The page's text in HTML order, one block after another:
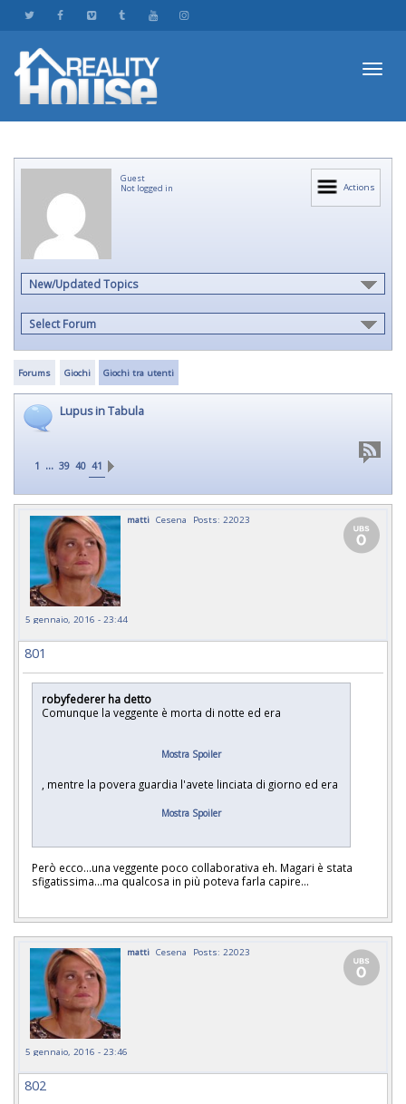
Actions
Guest
Not logged in
New/Updated Topics
Select Forum
Forums Giochi Giochi tra utenti
Lupus in Tabula
1 ... 39 40 41
matti Cesena Posts: 22023
5 gennaio, 2016 - 23:44
801
robyfederer ha detto
Comunque la veggente è morta di notte ed era
Mostra Spoiler
, mentre la povera guardia l'avete linciata di giorno ed era
Mostra Spoiler
Però ecco...una veggente poco collaborativa eh. Magari è stata
sfigatissima...ma qualcosa in più poteva farla capire...
matti Cesena Posts: 22023
5 gennaio, 2016 - 23:46
802